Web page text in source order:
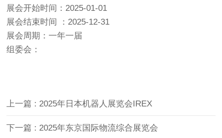
展会开始时间：2025-01-01
展会结束时间 ：2025-12-31
展会周期：一年一届
组委会：
上一篇 : 2025年日本机器人展览会IREX
下一篇 : ​2025年东京国际物流综合展览会